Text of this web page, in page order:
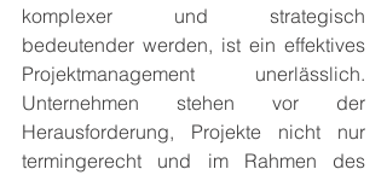
komplexer und strategisch
bedeutender werden, ist ein effektives
Projektmanagement unerlässlich.
Unternehmen stehen vor der
Herausforderung, Projekte nicht nur
termingerecht und im Rahmen des